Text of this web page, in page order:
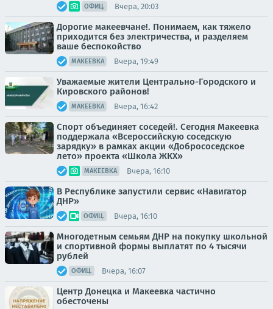
ОФИЦ. Вчера, 20:03
Дорогие макеевчане!. Понимаем, как тяжело
приходится без электричества, и разделяем
ваше беспокойство
МАКЕЕВКА Вчера, 19:49
Уважаемые жители Центрально-Городского и
Кировского районов!
МАКЕЕВКА Вчера, 16:42
Спорт объединяет соседей!. Сегодня Макеевка
поддержала «Всероссийскую соседскую
зарядку» в рамках акции «Добрососедское
лето» проекта «Школа ЖКХ»
МАКЕЕВКА Вчера, 16:10
В Республике запустили сервис «Навигатор
ДНР»
ОФИЦ. Вчера, 16:10
Многодетным семьям ДНР на покупку школьной
и спортивной формы выплатят по 4 тысячи
рублей
ОФИЦ. Вчера, 16:07
Центр Донецка и Макеевка частично
обесточены